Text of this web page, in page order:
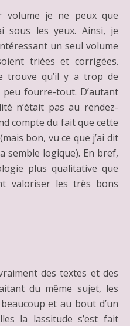
volume je ne peux que
sous les yeux. Ainsi, je
un seul volume
triées et corrigées.
trouve qu’il y a trop de
fourre-tout. D’autant
n’était pas au rendez-
compte du fait que cette
bon, vu ce que j’ai dit
semble logique). En bref,
plus qualitative que
valoriser les très bons
des textes et des
du même sujet, les
et au bout d’un
la lassitude s’est fait